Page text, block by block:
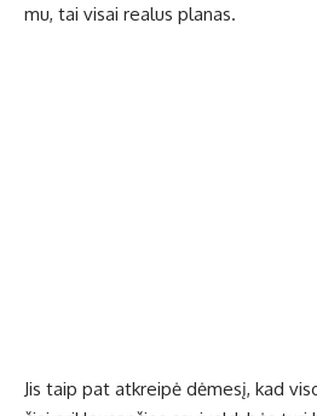
mu, tai vi­sai re­a­lus pla­nas.
Jis taip pat at­krei­pė dė­me­sį, kad